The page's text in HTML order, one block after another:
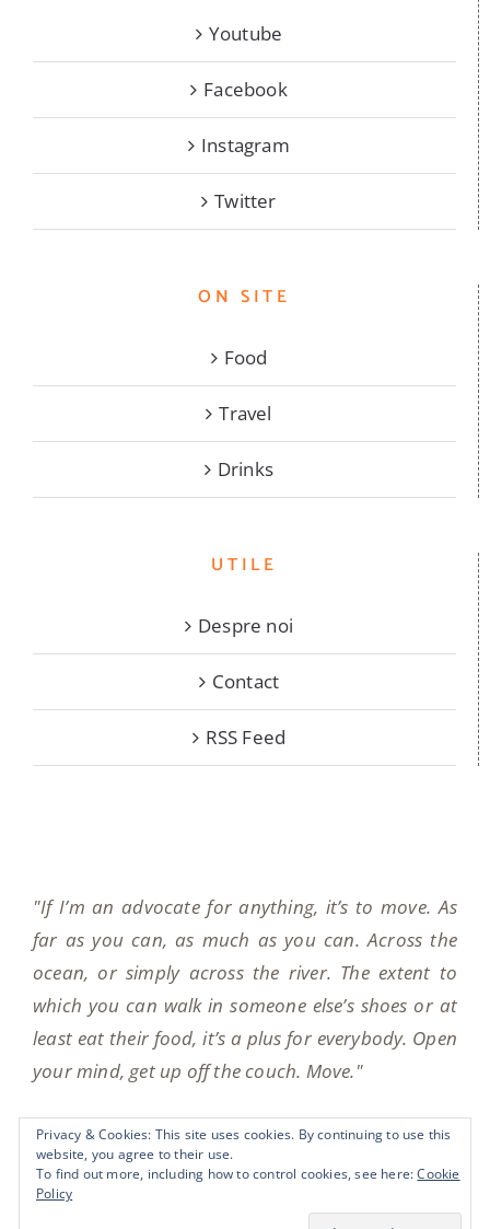
Youtube
Facebook
Instagram
Twitter
ON SITE
Food
Travel
Drinks
UTILE
Despre noi
Contact
RSS Feed
"If I’m an advocate for anything, it’s to move. As
far as you can, as much as you can. Across the
ocean, or simply across the river. The extent to
which you can walk in someone else’s shoes or at
least eat their food, it’s a plus for everybody. Open
your mind, get up off the couch. Move."
Anthony Bourdain
Privacy & Cookies: This site uses cookies. By continuing to use this
website, you agree to their use.
To find out more, including how to control cookies, see here:Cookie
Policy